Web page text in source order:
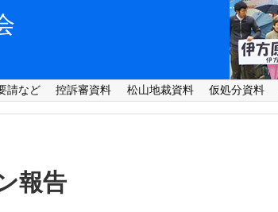
請など 控訴審資料 松山地裁資料 仮処分資料
報告